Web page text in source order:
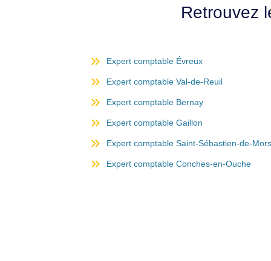
Retrouvez
Expert comptable Évreux
Expert comptable Val-de-Reuil
Expert comptable Bernay
Expert comptable Gaillon
Expert comptable Saint-Sébastien-de-
Expert comptable Conches-en-Ouche